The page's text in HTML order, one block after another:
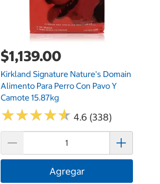
$1,139.00
Kirkland Signature Nature's Domain
Alimento Para Perro Con Pavo Y
Camote 15.87kg
★★★★★
★★★★★ 4.6 (338)
Agregar